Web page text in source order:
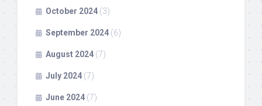
October 2024 (3)
September 2024 (6)
August 2024 (7)
July 2024 (7)
June 2024 (7)